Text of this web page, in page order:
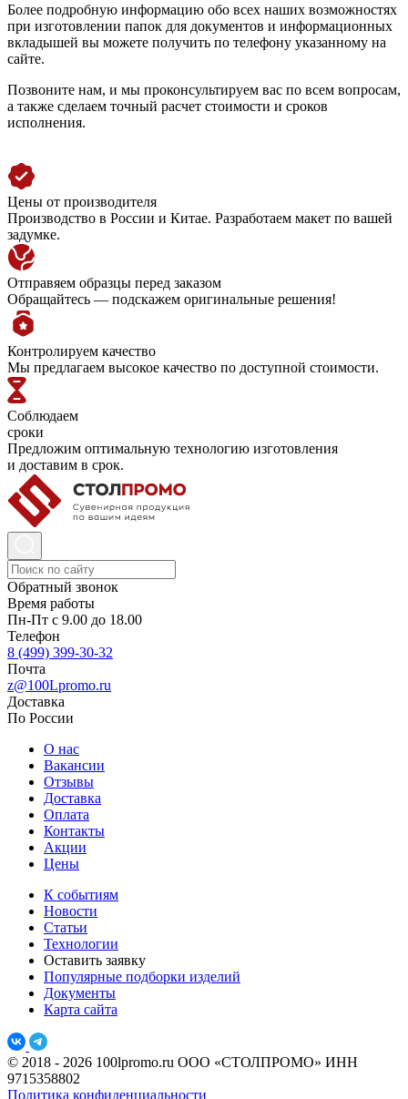
Более подробную информацию обо всех наших возможностях
при изготовлении папок для документов и информационных
вкладышей вы можете получить по телефону указанному на
сайте.
Позвоните нам, и мы проконсультируем вас по всем вопросам,
а также сделаем точный расчет стоимости и сроков
исполнения.
Цены от производителя
Производство в России и Китае. Разработаем макет по вашей
задумке.
Отправяем образцы перед заказом
Обращайтесь — подскажем оригинальные решения!
Контролируем качество
Мы предлагаем высокое качество по доступной стоимости.
Соблюдаем
сроки
Предложим оптимальную технологию изготовления
и доставим в срок.
Обратный звонок
Время работы
Пн-Пт с 9.00 до 18.00
Телефон
8 (499) 399-30-32
Почта
z@100Lpromo.ru
Доставка
По России
О нас
Вакансии
Отзывы
Доставка
Оплата
Контакты
Акции
Цены
К событиям
Новости
Статьи
Технологии
Оставить заявку
Популярные подборки изделий
Документы
Карта сайта
© 2018 - 2026 100lpromo.ru ООО «СТОЛПРОМО» ИНН
9715358802
Политика конфиденциальности